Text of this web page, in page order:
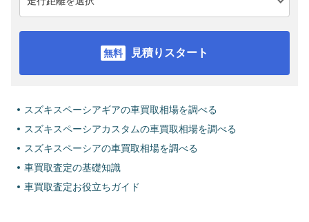
見積りスタート
スズキスペーシアギアの車買取相場を調べる
スズキスペーシアカスタムの車買取相場を調べる
スズキスペーシアの車買取相場を調べる
車買取査定の基礎知識
車買取査定お役立ちガイド